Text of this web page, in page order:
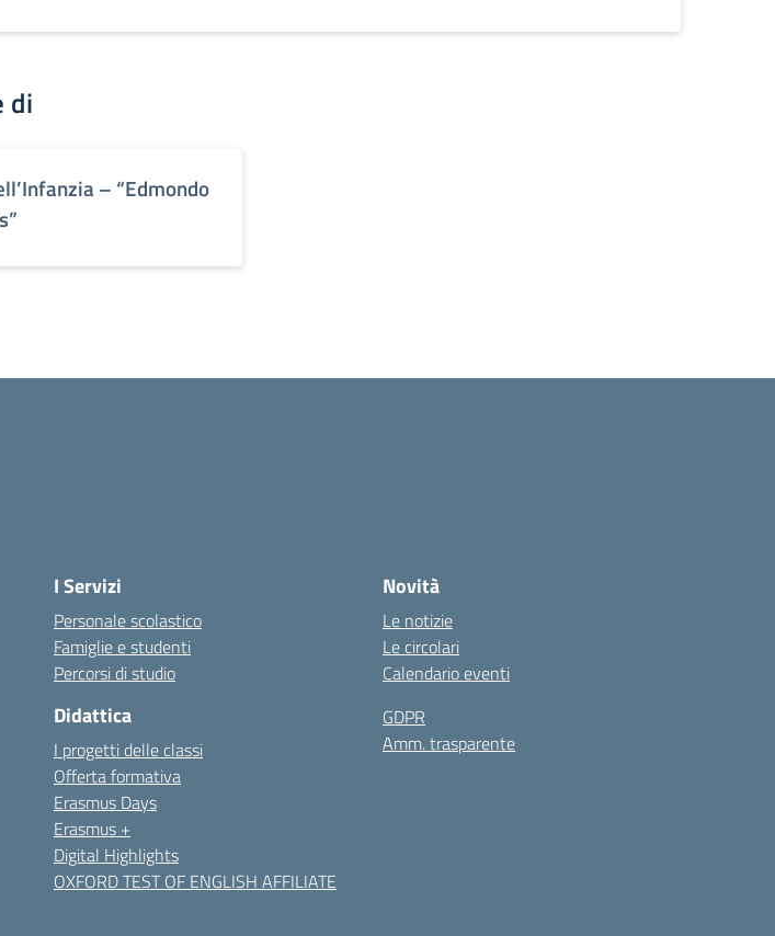
di
– “Edmondo
I Servizi
Personale scolastico
Famiglie e studenti
Percorsi di studio
Didattica
I progetti delle classi
Offerta formativa
Erasmus Days
Erasmus +
Digital Highlights
OXFORD TEST OF ENGLISH AFFILIATE
Novità
Le notizie
Le circolari
Calendario eventi
GDPR
Amm. trasparente